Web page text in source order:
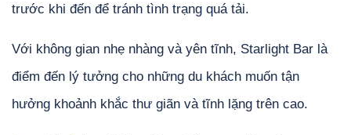
trước khi đến để tránh tình trạng quá tải.
Với không gian nhẹ nhàng và yên tĩnh, Starlight Bar là
điểm đến lý tưởng cho những du khách muốn tận
hưởng khoảnh khắc thư giãn và tĩnh lặng trên cao.